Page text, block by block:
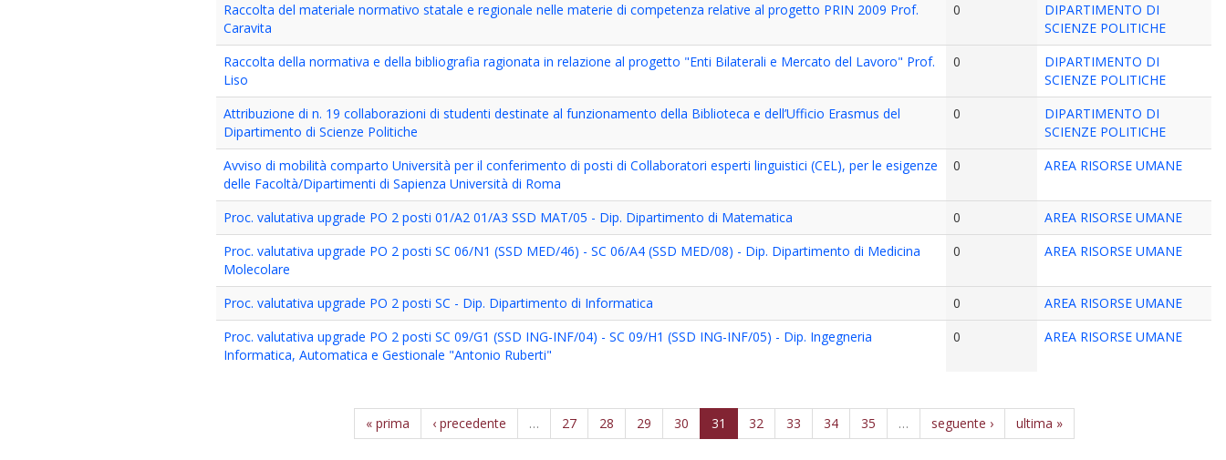
Raccolta del materiale normativo statale e regionale nelle materie di competenza relative al progetto PRIN 2009 Prof.
Caravita
0
DIPARTIMENTO DI
SCIENZE POLITICHE
Raccolta della normativa e della bibliografia ragionata in relazione al progetto "Enti Bilaterali e Mercato del Lavoro" Prof.
Liso
0
DIPARTIMENTO DI
SCIENZE POLITICHE
Attribuzione di n. 19 collaborazioni di studenti destinate al funzionamento della Biblioteca e dell’Ufficio Erasmus del
Dipartimento di Scienze Politiche
0
DIPARTIMENTO DI
SCIENZE POLITICHE
Avviso di mobilità comparto Università per il conferimento di posti di Collaboratori esperti linguistici (CEL), per le esigenze
delle Facoltà/Dipartimenti di Sapienza Università di Roma
0 AREA RISORSE UMANE
Proc. valutativa upgrade PO 2 posti 01/A2 01/A3 SSD MAT/05 - Dip. Dipartimento di Matematica 0
AREA RISORSE UMANE
Proc. valutativa upgrade PO 2 posti SC 06/N1 (SSD MED/46) - SC 06/A4 (SSD MED/08) - Dip. Dipartimento di Medicina
Molecolare
0 AREA RISORSE UMANE
Proc. valutativa upgrade PO 2 posti SC - Dip. Dipartimento di Informatica 0
AREA RISORSE UMANE
Proc. valutativa upgrade PO 2 posti SC 09/G1 (SSD ING-INF/04) - SC 09/H1 (SSD ING-INF/05) - Dip. Ingegneria
Informatica, Automatica e Gestionale "Antonio Ruberti"
0 AREA RISORSE UMANE
« prima ‹ precedente … 27 28 29 30 31 32 33 34 35 … seguente › ultima »